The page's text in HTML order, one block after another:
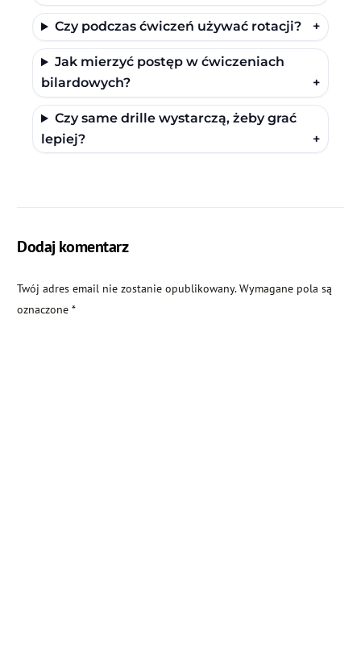
Czy podczas ćwiczeń używać rotacji? +
Jak mierzyć postęp w ćwiczeniach
bilardowych?
+
Czy same drille wystarczą, żeby grać
lepiej?
+
Dodaj komentarz
Twój adres email nie zostanie opublikowany. Wymagane pola są
oznaczone*